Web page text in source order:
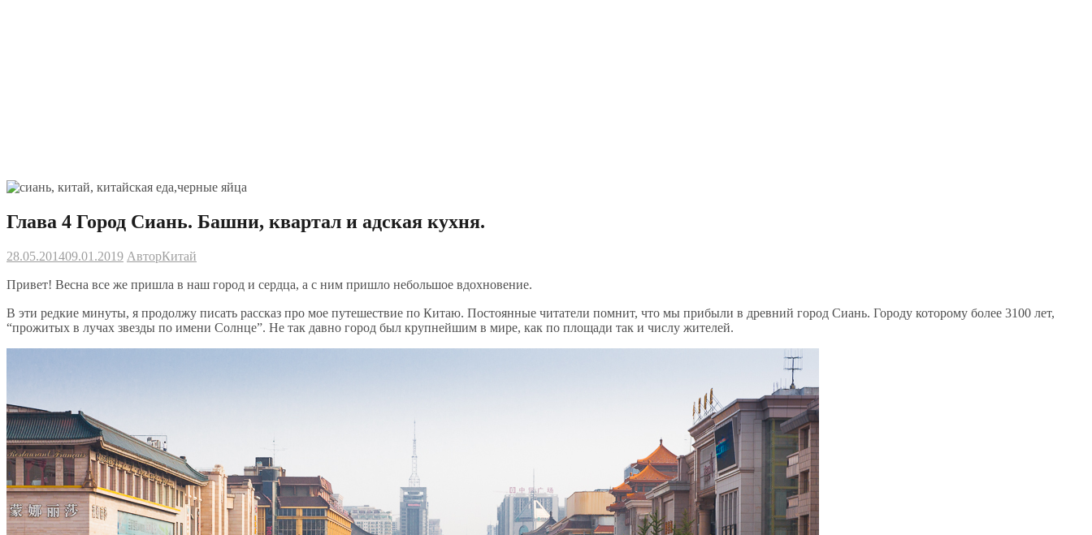
Глава 4 Город Сиань. Башни, квартал и адская кухня.
28.05.201409.01.2019 АвторКитай
Привет! Весна все же пришла в наш город и сердца, а с ним пришло небольшое вдохновение.
В эти редкие минуты, я продолжу писать рассказ про мое путешествие по Китаю. Постоянные читатели помнит, что мы прибыли в древний город Сиань. Городу которому более 3100 лет,
“прожитых в лучах звезды по имени Солнце”. Не так давно город был крупнейшим в мире, как по площади так и числу жителей.